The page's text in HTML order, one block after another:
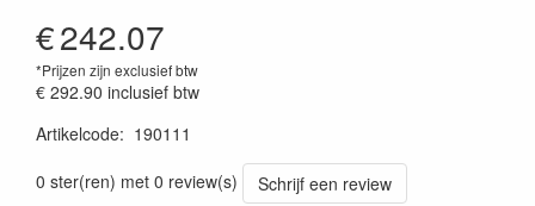
€242.07
*Prijzen zijn exclusief btw
€ 292.90 inclusief btw
Artikelcode: 190111
0 ster(ren) met 0 review(s)
Schrijf een review